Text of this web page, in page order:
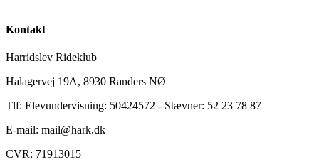
Kontakt
Harridslev Rideklub
Halagervej 19A, 8930 Randers NØ
Tlf: Elevundervisning: 50424572 - Stævner: 52 23 78 87
E-mail: mail@hark.dk
CVR: 71913015